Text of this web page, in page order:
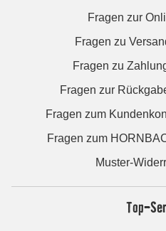
Fragen zur
Fragen zu
Fragen zu
Fragen zur
Fragen zum
Fragen zum
Muster-
Top-